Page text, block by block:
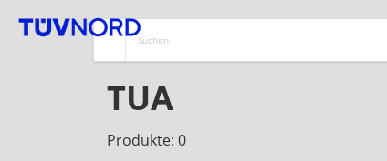
TUA
Produkte: 0